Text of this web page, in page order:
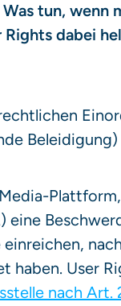
tun, wenn
dabei
eine
haben. User
nach Art.